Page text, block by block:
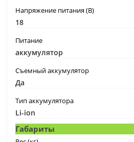
Напряжение питания (В)
18
Питание
аккумулятор
Съемный аккумулятор
Да
Тип аккумулятора
Li-ion
Габариты